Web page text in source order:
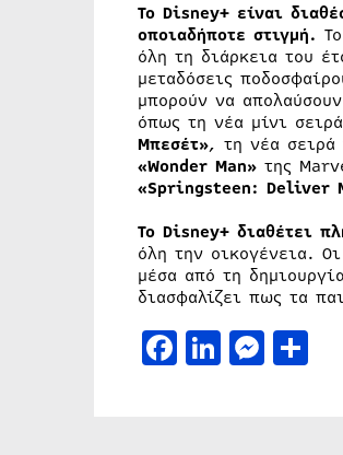
Το Disney+ είναι
οποιαδήποτε στιγμή.
όλη τη διάρκεια του
μεταδόσεις
μπορούν να
όπως τη νέα μίνι
Μπεσέτ», τη νέα σειρά
«Wonder Man»της
«Springsteen: Deliver
Το Disney+ διαθέτει
όλη την οικογένεια.
μέσα από τη
διασφαλίζει πως τα
Facebook